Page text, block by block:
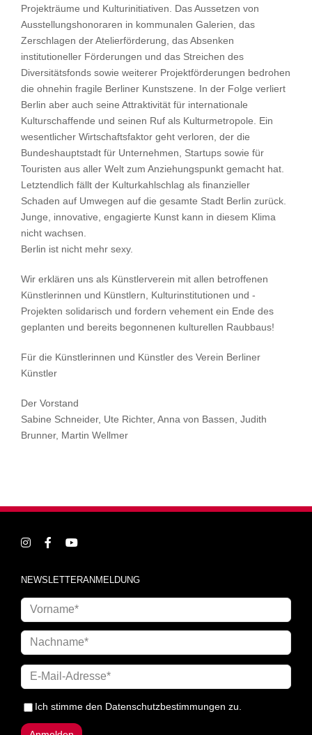
Projekträume und Kulturinitiativen. Das Aussetzen von
Ausstellungshonoraren in kommunalen Galerien, das
Zerschlagen der Atelierförderung, das Absenken
institutioneller Förderungen und das Streichen des
Diversitätsfonds sowie weiterer Projektförderungen bedrohen
die ohnehin fragile Berliner Kunstszene. In der Folge verliert
Berlin aber auch seine Attraktivität für internationale
Kulturschaffende und seinen Ruf als Kulturmetropole. Ein
wesentlicher Wirtschaftsfaktor geht verloren, der die
Bundeshauptstadt für Unternehmen, Startups sowie für
Touristen aus aller Welt zum Anziehungspunkt gemacht hat.
Letztendlich fällt der Kulturkahlschlag als finanzieller
Schaden auf Umwegen auf die gesamte Stadt Berlin zurück.
Junge, innovative, engagierte Kunst kann in diesem Klima
nicht wachsen.
Berlin ist nicht mehr sexy.
Wir erklären uns als Künstlerverein mit allen betroffenen
Künstlerinnen und Künstlern, Kulturinstitutionen und -
Projekten solidarisch und fordern vehement ein Ende des
geplanten und bereits begonnenen kulturellen Raubbaus!
Für die Künstlerinnen und Künstler des Verein Berliner
Künstler
Der Vorstand
Sabine Schneider, Ute Richter, Anna von Bassen, Judith
Brunner, Martin Wellmer
NEWSLETTERANMELDUNG
Ich stimme den Datenschutzbestimmungen zu.